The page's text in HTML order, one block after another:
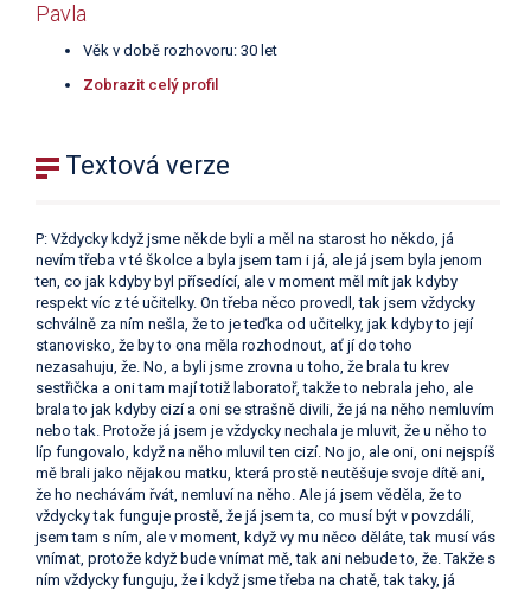
Pavla
Věk v době rozhovoru: 30 let
Zobrazit celý profil
Textová verze
P: Vždycky když jsme někde byli a měl na starost ho někdo, já
nevím třeba v té školce a byla jsem tam i já, ale já jsem byla jenom
ten, co jak kdyby byl přísedící, ale v moment měl mít jak kdyby
respekt víc z té učitelky. On třeba něco provedl, tak jsem vždycky
schválně za ním nešla, že to je teďka od učitelky, jak kdyby to její
stanovisko, že by to ona měla rozhodnout, ať jí do toho
nezasahuju, že. No, a byli jsme zrovna u toho, že brala tu krev
sestřička a oni tam mají totiž laboratoř, takže to nebrala jeho, ale
brala to jak kdyby cizí a oni se strašně divili, že já na něho nemluvím
nebo tak. Protože já jsem je vždycky nechala je mluvit, že u něho to
líp fungovalo, když na něho mluvil ten cizí. No jo, ale oni, oni nejspíš
mě brali jako nějakou matku, která prostě neutěšuje svoje dítě ani,
že ho nechávám řvát, nemluví na něho. Ale já jsem věděla, že to
vždycky tak funguje prostě, že já jsem ta, co musí být v povzdáli,
jsem tam s ním, ale v moment, když vy mu něco děláte, tak musí vás
vnímat, protože když bude vnímat mě, tak ani nebude to, že. Takže s
ním vždycky funguju, že i když jsme třeba na chatě, tak taky, já